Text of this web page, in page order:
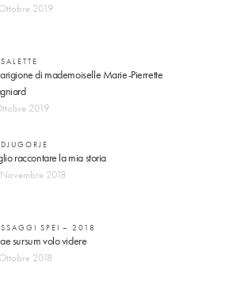
2019
di mademoiselle Marie-Pierrette
2019
raccontare la mia storia
2018
SPEI – 2018
sursum volo videre
2018